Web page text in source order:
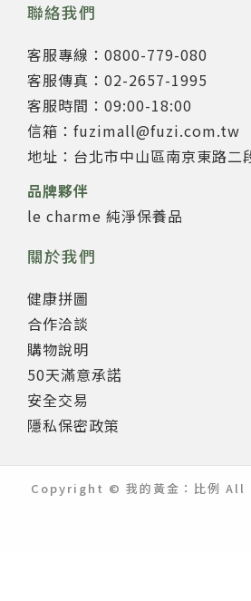
聯絡我們
客服專線：0800-779-080
客服傳真：02-2657-1995
客服時間：09:00-18:00
信箱：fuzimall@fuzi.com.tw
地址：台北市中山區南京東路二
品牌夥伴
le charme 純淨保養品
關於我們
健康拼圖
合作洽談
購物說明
50天滿意承諾
安全交易
隱私保密政策
Copyright © 我的黃金：比例